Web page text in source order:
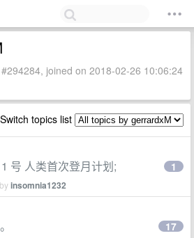
joined on 2018-02-26 10:06:24
Switch topics list
号 人类首次登月计划;
insomnia1232
1
17